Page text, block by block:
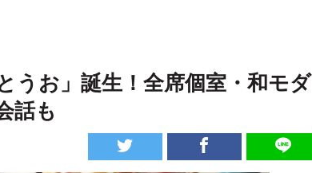
うお」誕生！全席個室・和モダ
話も